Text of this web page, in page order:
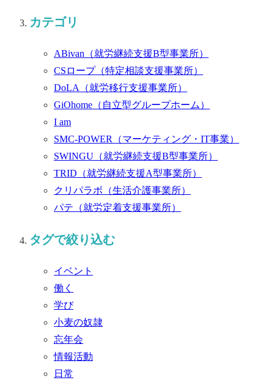
カテゴリ
ABivan （就労継続支援B型事業所）
CSロープ （特定相談支援事業所）
DoLA （就労移行支援事業所）
GiOhome （自立型グループホーム）
I am
SMC-POWER （マーケティング・IT事業）
SWINGU （就労継続支援B型事業所）
TRID （就労継続支援A型事業所）
クリパラボ （生活介護事業所）
パテ （就労定着支援事業所）
タグで絞り込む
イベント
働く
学び
小麦の奴隷
忘年会
情報活動
日常